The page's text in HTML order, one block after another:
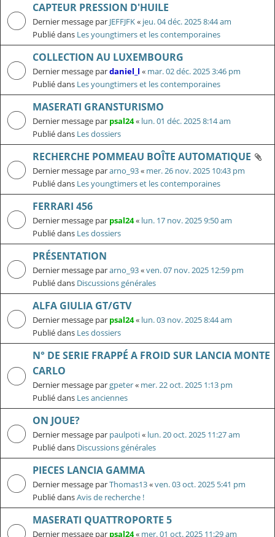
CAPTEUR PRESSION D'HUILE
Dernier message par JEFFJFK« jeu. 04 déc. 2025 8:44 am
Publié dans Les youngtimers et les contemporaines
COLLECTION AU LUXEMBOURG
Dernier message pardaniel_l « mar. 02 déc. 2025 3:46 pm
Publié dans Les youngtimers et les contemporaines
MASERATI GRANSTURISMO
Dernier message par psal24« lun. 01 déc. 2025 8:14 am
Publié dans Les dossiers
RECHERCHE POMMEAU BOÎTE AUTOMATIQUE
Dernier message pararno_93« mer. 26 nov. 2025 10:43 pm
Publié dans Les youngtimers et les contemporaines
FERRARI 456
Dernier message par psal24« lun. 17 nov. 2025 9:50 am
Publié dans Les dossiers
PRÉSENTATION
Dernier message pararno_93«ven. 07 nov. 2025 12:59 pm
Publié dans Discussions générales
ALFA GIULIA GT/GTV
Dernier message par psal24« lun. 03 nov. 2025 8:44 am
Publié dans Les dossiers
N° DE SERIE FRAPPÉ A FROID SUR LANCIA MONTE
CARLO
Dernier message pargpeter« mer. 22 oct. 2025 1:13 pm
Publié dans Les anciennes
ON JOUE?
Dernier message par paulpoti« lun. 20 oct. 2025 11:27 am
Publié dans Discussions générales
PIECES LANCIA GAMMA
Dernier message parThomas13«ven. 03 oct. 2025 5:41 pm
Publié dansAvis de recherche !
MASERATI QUATTROPORTE 5
Dernier message par psal24« mer. 01 oct. 2025 11:29 am